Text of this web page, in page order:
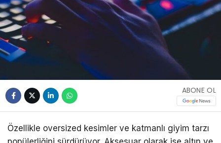
ABONE OL
Özellikle oversized kesimler ve katmanlı giyim tarzı